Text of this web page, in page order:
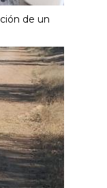
de un